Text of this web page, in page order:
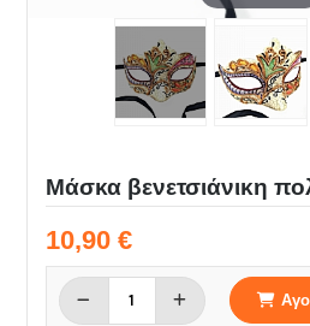
Μάσκα βενετσιάνικη
10,90 €